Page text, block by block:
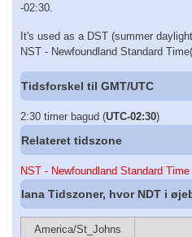
-02:30.
It's used as a DST (summer
NST - Newfoundland Standard
Tidsforskel til GMT/UTC
2:30 timer bagud (UTC-02:30)
Relateret tidszone
NST - Newfoundland Standard Time
Iana Tidszoner, hvor NDT i
America/St_Johns